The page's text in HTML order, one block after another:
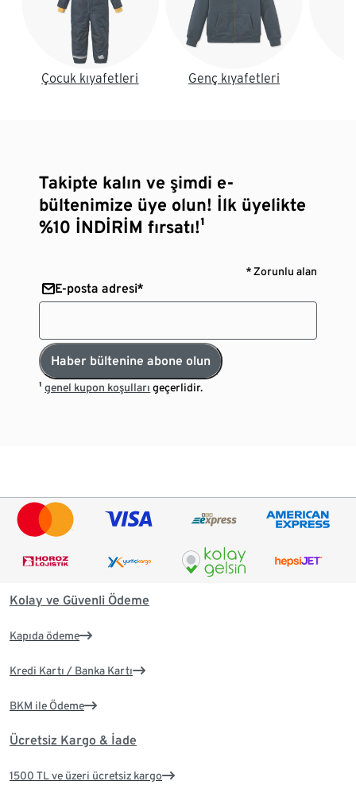
Çocuk kıyafetleri Genç kıyafetleri
Takipte kalın ve şimdi e-
bültenimize üye olun! İlk üyelikte
%10 İNDİRİM fırsatı!¹
* Zorunlu alan
E-posta adresi*
Haber bültenine abone olun
¹genel kupon koşulları geçerlidir.
Kolay ve Güvenli Ödeme
Kapıda ödeme
Kredi Kartı / Banka Kartı
BKM ile Ödeme
Ücretsiz Kargo & İade
1500 TL ve üzeri ücretsiz kargo